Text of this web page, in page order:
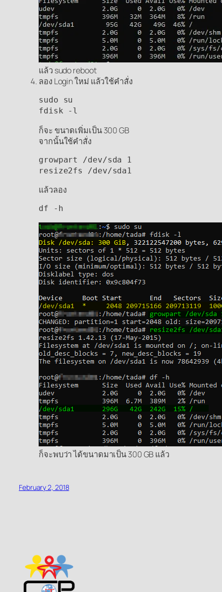
แล้ว sudo reboot
ลอง Login ใหม่ แล้วใช้คำสั่ง
sudo su
fdisk -l
ก็จะ ขนาดเพิ่มเป็น 300 GB
จากนั้นใช้คำสั่ง
growpart /dev/sda 1
resize2fs /dev/sda1
แล้วลอง
df -h
ก็จะพบว่า ได้ขนาดมาเป็น 300 GB แล้ว
February 2, 2018